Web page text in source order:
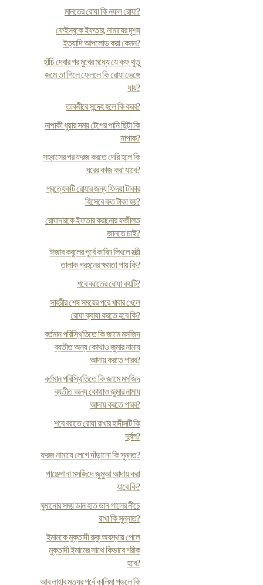
মানতের রোযা কি নফল রোযা?
ফেইসবুকে ইফতার, নামাযের দৃশ্য
ইত্যাদি আপলোড করা কেমন?
হাঁচি দেবার পর মুখের মধ্যে যে কফ থুতু
জমে তা গিলে ফেললে কি রোযা ভেঙ্গে
যায়?
তাকবীরে সন্দেহ হলে কি করব?
নাপাকী ধুয়ার সময় টেপের পানি ছিটা কি
নাপাক?
সহবাসের পর ফরজ করতে দেরি হলে কি
ঘরের কাজ করা যাবে?
প্রত্যেকটি রোযার জন্য ফিদয়া টাকার
হিসেবে কত টাকা হয়?
রোযাদারকে ইফতার করানোর ফজীলত
জানতে চাই?
ঈজাব কবূলের পূর্বে কাবিন লিখলে স্ত্রী
তালাক গ্রহনের ক্ষমতা পায় কি?
শবে বরাতের রোযা কয়টি?
সাহরীর শেষ সময়ের পরে খাবার খেলে
রোযা ক্বাযা করতে হবে কি?
বর্তমান পরিস্থিতিতে কি জামে মসজিদ
ব্যতীত অন্য কোথাও জুমার নামায
আদায় করতে পারব?
বর্তমান পরিস্থিতিতে কি জামে মসজিদ
ব্যতীত অন্য কোথাও জুমার নামায
আদায় করতে পারব?
শবে বরাতে রোযা রাখার হাদীসটি কি
দুর্বল?
ফরজ নামাযে লেগে দাঁড়ানো কি সুন্নত?
পাঞ্জেগানা মসজিদে জুমুআ আদায় করা
যাবে কি?
ঘুমানোর সময় ডান হাত ডান গালের নীচে
রাখা কি সুন্নাত?
ইমামকে মুক্তাদী রুকু অবস্থায় পেলে
মুক্তাদী ইমামের সাথে কিভাবে শরীক
হবে?
আবু লাহাব মৃত্যুর পূর্বে কালিমা পড়লে কি